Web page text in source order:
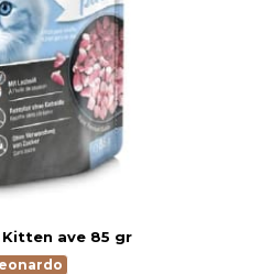
ave 85 gr